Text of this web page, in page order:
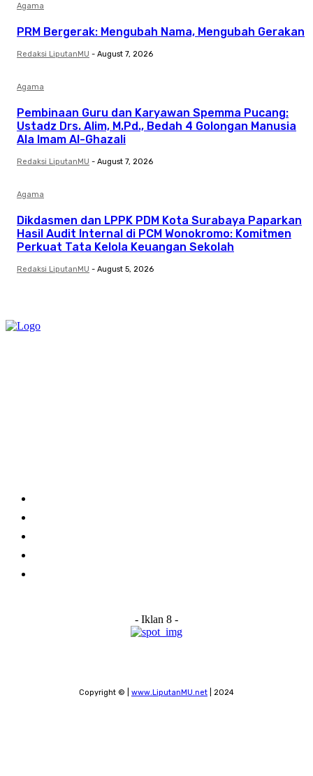
Agama
PRM Bergerak: Mengubah Nama, Mengubah Gerakan
Redaksi LiputanMU - August 7, 2026
Agama
Pembinaan Guru dan Karyawan Spemma Pucang:
Ustadz Drs. Alim, M.Pd., Bedah 4 Golongan Manusia
Ala Imam Al-Ghazali
Redaksi LiputanMU - August 7, 2026
Agama
Dikdasmen dan LPPK PDM Kota Surabaya Paparkan
Hasil Audit Internal di PCM Wonokromo: Komitmen
Perkuat Tata Kelola Keuangan Sekolah
Redaksi LiputanMU - August 5, 2026
- Iklan 8 -
Copyright © | www.LiputanMU.net | 2024